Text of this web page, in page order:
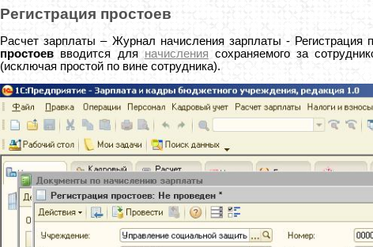
Регистрация простоев
Расчет зарплаты – Журнал начисления зарплаты - Регистрация
простоев вводится для начисления сохраняемого за
(исключая простой по вине сотрудника).